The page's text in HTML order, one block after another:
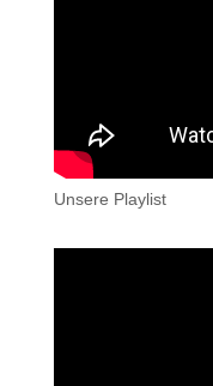
Unsere Playlist